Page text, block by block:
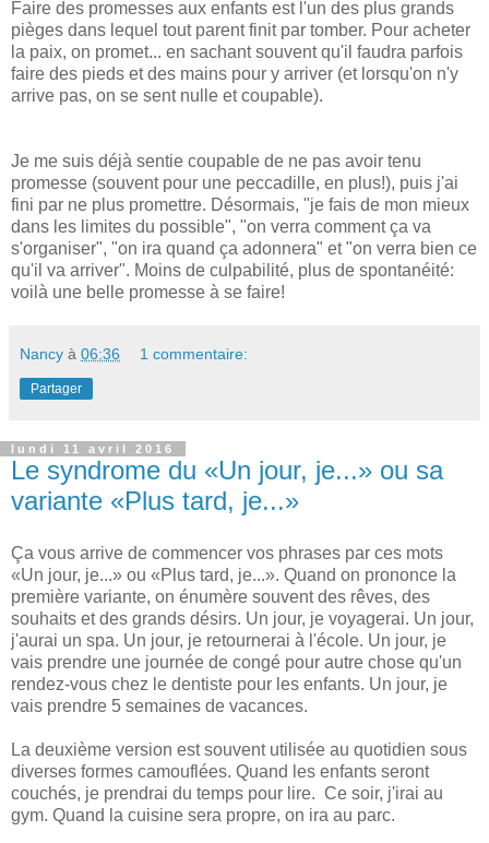
Faire des promesses aux enfants est l'un des plus grands
pièges dans lequel tout parent finit par tomber. Pour acheter
la paix, on promet... en sachant souvent qu'il faudra parfois
faire des pieds et des mains pour y arriver (et lorsqu'on n'y
arrive pas, on se sent nulle et coupable).
Je me suis déjà sentie coupable de ne pas avoir tenu
promesse (souvent pour une peccadille, en plus!), puis j'ai
fini par ne plus promettre. Désormais, "je fais de mon mieux
dans les limites du possible", "on verra comment ça va
s'organiser", "on ira quand ça adonnera" et "on verra bien ce
qu'il va arriver". Moins de culpabilité, plus de spontanéité:
voilà une belle promesse à se faire!
Nancy à 06:36 1 commentaire:
Partager
lundi 11 avril 2016
Le syndrome du «Un jour, je...» ou sa
variante «Plus tard, je...»
Ça vous arrive de commencer vos phrases par ces mots
«Un jour, je...» ou «Plus tard, je...». Quand on prononce la
première variante, on énumère souvent des rêves, des
souhaits et des grands désirs. Un jour, je voyagerai. Un jour,
j'aurai un spa. Un jour, je retournerai à l'école. Un jour, je
vais prendre une journée de congé pour autre chose qu'un
rendez-vous chez le dentiste pour les enfants. Un jour, je
vais prendre 5 semaines de vacances.
La deuxième version est souvent utilisée au quotidien sous
diverses formes camouflées. Quand les enfants seront
couchés, je prendrai du temps pour lire. Ce soir, j'irai au
gym. Quand la cuisine sera propre, on ira au parc.